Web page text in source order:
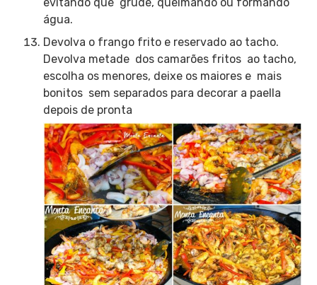
água.
Devolva o frango frito e reservado ao tacho.
Devolva metade dos camarões fritos ao tacho,
escolha os menores, deixe os maiores e mais
bonitos sem separados para decorar a paella
depois de pronta